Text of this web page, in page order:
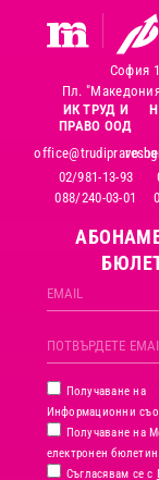
София
Пл.
ИК ТРУД И
ПРАВО ООД
office@trudipravo.bg
02/981-13-93
088/240-03-01
Получаване на
Информационни
Получаване на
електронен бюлетин
Съгласявам се с